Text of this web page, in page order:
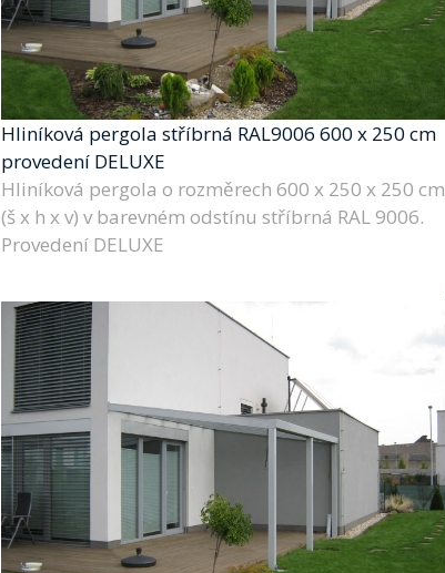
Hliníková pergola stříbrná RAL9006 600 x 250 cm
provedení DELUXE
Hliníková pergola o rozměrech 600 x 250 x 250 cm
(š x h x v) v barevném odstínu stříbrná RAL 9006.
Provedení DELUXE